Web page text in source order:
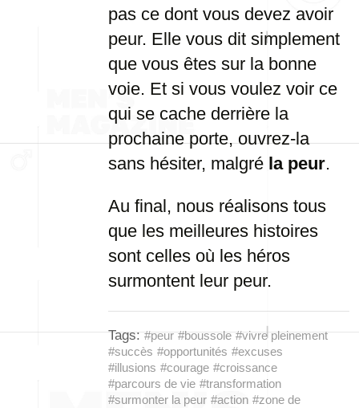
pas ce dont vous devez avoir
peur. Elle vous dit simplement
que vous êtes sur la bonne
voie. Et si vous voulez voir ce
qui se cache derrière la
prochaine porte, ouvrez-la
sans hésiter, malgré la peur.
Au final, nous réalisons tous
que les meilleures histoires
sont celles où les héros
surmontent leur peur.
Tags: #peur #boussole #vivre pleinement
#succès #opportunités #excuses
#illusions #courage #croissance
#parcours de vie #transformation
#surmonter la peur #action #zone de